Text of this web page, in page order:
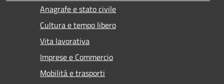
Anagrafe e stato civile
Cultura e tempo libero
Vita lavorativa
Imprese e Commercio
Mobilità e trasporti